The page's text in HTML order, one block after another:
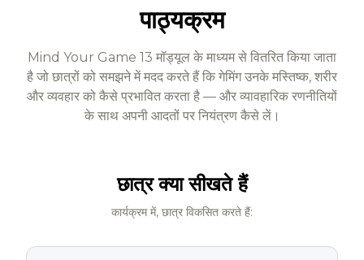
पाठ्यक्रम
Mind Your Game 13 मॉड्यूल के माध्यम से वितरित किया जाता
है जो छात्रों को समझने में मदद करते हैं कि गेमिंग उनके मस्तिष्क, शरीर
और व्यवहार को कैसे प्रभावित करता है — और व्यावहारिक रणनीतियों
के साथ अपनी आदतों पर नियंत्रण कैसे लें।
छात्र क्या सीखते हैं
कार्यक्रम में, छात्र विकसित करते हैं: